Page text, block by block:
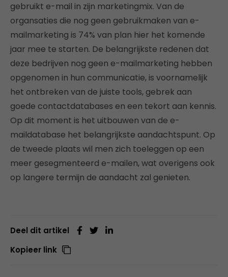
gebruikt e-mail in zijn marketingmix. Van de
organsaties die nog geen gebruikmaken van e-
mailmarketing is 74% van plan hier het komende
jaar mee te starten. De belangrijkste redenen dat
deze bedrijven nog geen e-mailmarketing hebben
opgenomen in hun communicatie, is voornamelijk
het ontbreken van de juiste tools, gebrek aan
goede contactdatabases en een tekort aan kennis.
Op dit moment is het uitbouwen van de e-
maildatabase het belangrijkste aandachtspunt. Op
de tweede plaats wil men zich toeleggen op een
meer gesegmenteerd e-mailen, wat overigens ook
op langere termijn de aandacht zal genieten.
Deel dit artikel
Kopieer link